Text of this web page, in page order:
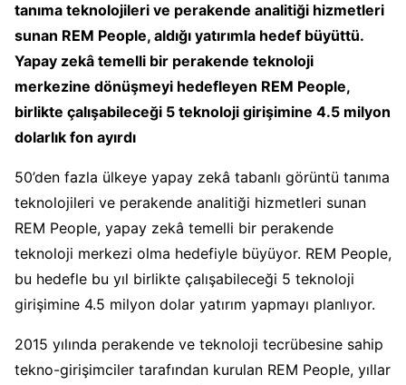
tanıma teknolojileri ve perakende analitiği hizmetleri
sunan REM People, aldığı yatırımla hedef büyüttü.
Yapay zekâ temelli bir perakende teknoloji
merkezine dönüşmeyi hedefleyen REM People,
birlikte çalışabileceği 5 teknoloji girişimine 4.5 milyon
dolarlık fon ayırdı
50’den fazla ülkeye yapay zekâ tabanlı görüntü tanıma
teknolojileri ve perakende analitiği hizmetleri sunan
REM People, yapay zekâ temelli bir perakende
teknoloji merkezi olma hedefiyle büyüyor. REM People,
bu hedefle bu yıl birlikte çalışabileceği 5 teknoloji
girişimine 4.5 milyon dolar yatırım yapmayı planlıyor.
2015 yılında perakende ve teknoloji tecrübesine sahip
tekno-girişimciler tarafından kurulan REM People, yıllar